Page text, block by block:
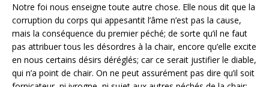
Notre foi nous enseigne toute autre chose. Elle nous dit que la
corruption du corps qui appesantit l’âme n’est pas la cause,
mais la conséquence du premier péché; de sorte qu’il ne faut
pas attribuer tous les désordres à la chair, encore qu’elle excite
en nous certains désirs déréglés; car ce serait justifier le diable,
qui n’a point de chair. On ne peut assurément pas dire qu’il soit